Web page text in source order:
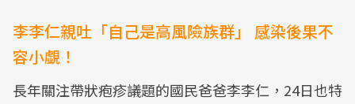
李李仁親吐「自己是高風險族群」 感染後果不
容小覷！
長年關注帶狀疱疹議題的國民爸爸李李仁，24日也特